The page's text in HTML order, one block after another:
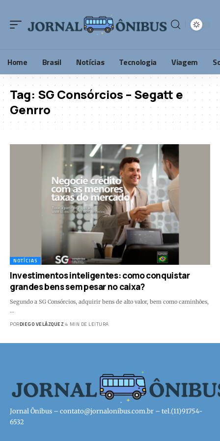
Home Brasil Notícias Tecnologia Viagem
Tag: SG Consórcios – Segatt e
Genrro
NOTÍCIAS
Investimentos inteligentes: como conquistar
grandes bens sem pesar no caixa?
Segundo a SG Consórcios, adquirir bens de alto valor, bem como caminhões,
…
PORDIEGO VELÁZQUEZ 4 MIN DE LEITURA
Jornal Ônibus – contato@jornalonibus.com.br – tel.(11)91754-
6532